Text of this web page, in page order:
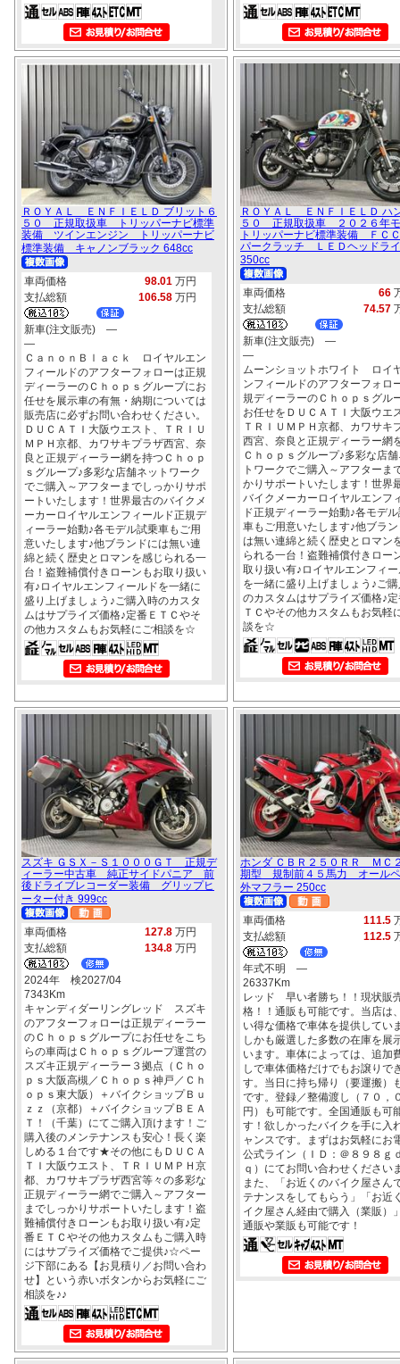
ＲＯＹＡＬ ＥＮＦＩＥＬＤ ブリット６
５０ 正規取扱車 トリッパーナビ標準
装備 ツインエンジン トリッパーナビ
標準装備 キャノンブラック 648cc
車両価格 98.01 万円
支払総額
106.58 万円
新車(注文販売) ―
―
ＣａｎｏｎＢｌａｃｋ ロイヤルエン
フィールドのアフターフォローは正規
ディーラーのＣｈｏｐｓグループにお
任せを展示車の有無・納期については
販売店に必ずお問い合わせください。
ＤＵＣＡＴＩ大阪ウエスト、ＴＲＩＵ
ＭＰＨ京都、カワサキプラザ西宮、奈
良と正規ディーラー網を持つＣｈｏｐ
ｓグループ♪多彩な店舗ネットワーク
でご購入～アフターまでしっかりサポ
ートいたします！世界最古のバイクメ
ーカーロイヤルエンフィールド正規デ
ィーラー始動♪各モデル試乗車もご用
意いたします♪他ブランドには無い連
綿と続く歴史とロマンを感じられる一
台！盗難補償付きローンもお取り扱い
有♪ロイヤルエンフィールドを一緒に
盛り上げましょう♪ご購入時のカスタ
ムはサプライズ価格♪定番ＥＴＣやそ
の他カスタムもお気軽にご相談を☆
ＲＯＹＡＬ ＥＮＦＩＥＬＤ ハ
５０ 正規取扱車 ２０２６年
トリッパーナビ標準装備 ＦＣ
パークラッチ ＬＥＤヘッドラ
350cc
車両価格 66
支払総額
74.57
新車(注文販売) ―
―
ムーンショットホワイト ロイ
ンフィールドのアフターフォロ
規ディーラーのＣｈｏｐｓグル
お任せをＤＵＣＡＴＩ大阪ウエ
ＴＲＩＵＭＰＨ京都、カワサキ
西宮、奈良と正規ディーラー網
Ｃｈｏｐｓグループ♪多彩な店
トワークでご購入～アフターま
かりサポートいたします！世界
バイクメーカーロイヤルエンフ
ド正規ディーラー始動♪各モデ
車もご用意いたします♪他ブラ
は無い連綿と続く歴史とロマン
られる一台！盗難補償付きロー
取り扱い有♪ロイヤルエンフィ
を一緒に盛り上げましょう♪ご
のカスタムはサプライズ価格♪
ＴＣやその他カスタムもお気軽
談を☆
スズキ ＧＳＸ－Ｓ１０００ＧＴ 正規デ
ィーラー中古車 純正サイドパニア 前
後ドライブレコーダー装備 グリップヒ
ーター付き 999cc
車両価格 127.8 万円
支払総額
134.8 万円
2024年 検2027/04
7343Km
キャンディダーリングレッド スズキ
のアフターフォローは正規ディーラー
のＣｈｏｐｓグループにお任せをこち
らの車両はＣｈｏｐｓグループ運営の
スズキ正規ディーラー３拠点（Ｃｈｏ
ｐｓ大阪高槻／Ｃｈｏｐｓ神戸／Ｃｈ
ｏｐｓ東大阪）＋バイクショップＢｕ
ｚｚ（京都）＋バイクショップＢＥＡ
Ｔ！（千葉）にてご購入頂けます！ご
購入後のメンテナンスも安心！長く楽
しめる１台です★その他にもＤＵＣＡ
ＴＩ大阪ウエスト、ＴＲＩＵＭＰＨ京
都、カワサキプラザ西宮等々の多彩な
正規ディーラー網でご購入～アフター
までしっかりサポートいたします！盗
難補償付きローンもお取り扱い有♪定
番ＥＴＣやその他カスタムもご購入時
にはサプライズ価格でご提供♪☆ペー
ジ下部にある【お見積り／お問い合わ
せ】という赤いボタンからお気軽にご
相談を♪♪
ホンダ ＣＢＲ２５０ＲＲ Ｍ
期型 規制前４５馬力 オール
外マフラー 250cc
車両価格 111.5
支払総額
112.5
年式不明 ―
26337Km
レッド 早い者勝ち！！現状販
格！！通販も可能です。当店は
い得な価格で車体を提供してい
しかも厳選した多数の在庫を展
います。車体によっては、追加
しで車体価格だけでもお譲りで
す。当日に持ち帰り（要運搬）
です。登録／整備渡し（７０，
円）も可能です。全国通販も可
す！欲しかったバイクを手に入
ャンスです。まずはお気軽にお
公式ライン（ＩＤ：＠８９８ｇ
ｑ）にてお問い合わせください
また、「お近くのバイク屋さん
テナンスをしてもらう」「お近
イク屋さん経由で購入（業販）
通販や業販も可能です！